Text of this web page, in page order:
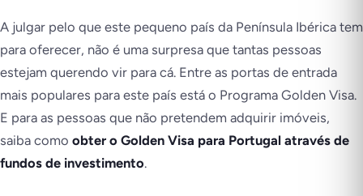
A julgar pelo que este pequeno país da Península Ibérica tem
para oferecer, não é uma surpresa que tantas pessoas
estejam querendo vir para cá. Entre as portas de entrada
mais populares para este país está o Programa Golden Visa.
E para as pessoas que não pretendem adquirir imóveis,
saiba como obter o Golden Visa para Portugal através de
fundos de investimento.